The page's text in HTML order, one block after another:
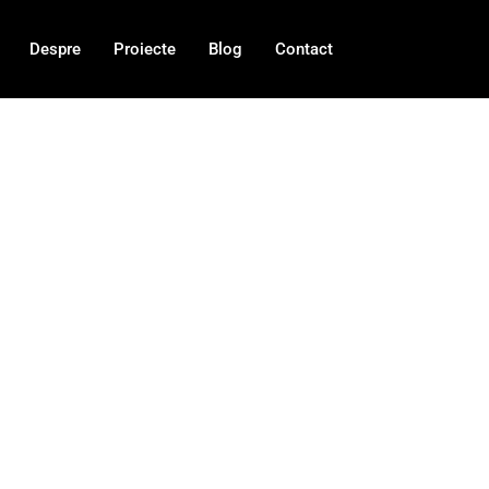
Despre Proiecte Blog Contact